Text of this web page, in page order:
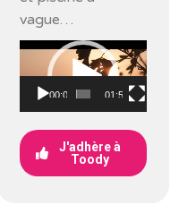
vague…
Lecteur
vidéo
00:00 01:52
J'adhère à
Toody